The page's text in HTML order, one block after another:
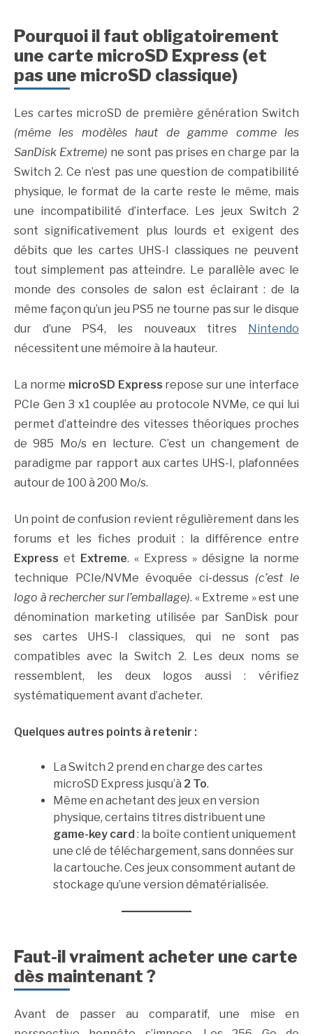
Pourquoi il faut obligatoirement
une carte microSD Express (et
pas une microSD classique)
Les cartes microSD de première génération Switch
(même les modèles haut de gamme comme les
SanDisk Extreme) ne sont pas prises en charge par la
Switch 2. Ce n’est pas une question de compatibilité
physique, le format de la carte reste le même, mais
une incompatibilité d’interface. Les jeux Switch 2
sont significativement plus lourds et exigent des
débits que les cartes UHS-I classiques ne peuvent
tout simplement pas atteindre. Le parallèle avec le
monde des consoles de salon est éclairant : de la
même façon qu’un jeu PS5 ne tourne pas sur le disque
dur d’une PS4, les nouveaux titres Nintendo
nécessitent une mémoire à la hauteur.
La norme microSD Express repose sur une interface
PCIe Gen 3 x1 couplée au protocole NVMe, ce qui lui
permet d’atteindre des vitesses théoriques proches
de 985 Mo/s en lecture. C’est un changement de
paradigme par rapport aux cartes UHS-I, plafonnées
autour de 100 à 200 Mo/s.
Un point de confusion revient régulièrement dans les
forums et les fiches produit : la différence entre
Express et Extreme. « Express » désigne la norme
technique PCIe/NVMe évoquée ci-dessus (c’est le
logo à rechercher sur l’emballage). « Extreme » est une
dénomination marketing utilisée par SanDisk pour
ses cartes UHS-I classiques, qui ne sont pas
compatibles avec la Switch 2. Les deux noms se
ressemblent, les deux logos aussi : vérifiez
systématiquement avant d’acheter.
Quelques autres points à retenir :
La Switch 2 prend en charge des cartes
microSD Express jusqu’à 2 To.
Même en achetant des jeux en version
physique, certains titres distribuent une
game-key card : la boîte contient uniquement
une clé de téléchargement, sans données sur
la cartouche. Ces jeux consomment autant de
stockage qu’une version dématérialisée.
Faut-il vraiment acheter une carte
dès maintenant ?
Avant de passer au comparatif, une mise en